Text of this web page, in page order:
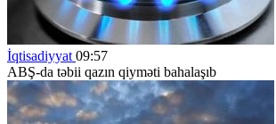
İqtisadiyyat 09:57
ABŞ-da təbii qazın qiyməti bahalaşıb